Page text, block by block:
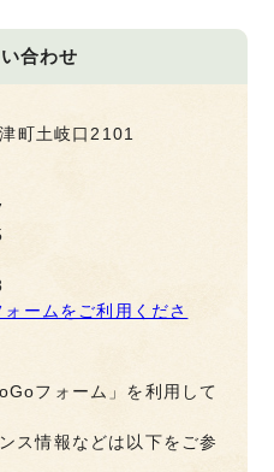
合わせ
町土岐口2101
ームをご利用くださ
フォーム」を利用して
ス情報などは以下をご参